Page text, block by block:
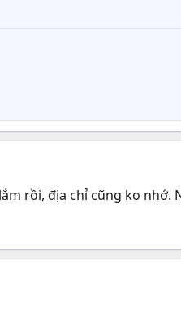
rồi, địa chỉ cũng ko nhớ.